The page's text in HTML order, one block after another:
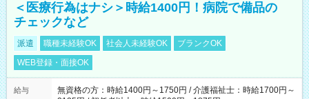
＜医療行為はナシ＞時給1400円！病院で備品の
チェックなど
派遣 職種未経験OK 社会人未経験OK
ブランクOK
WEB登録・面接OK
給与
無資格の方：時給1400円～1750円 / 介護福祉士：時給1700円～